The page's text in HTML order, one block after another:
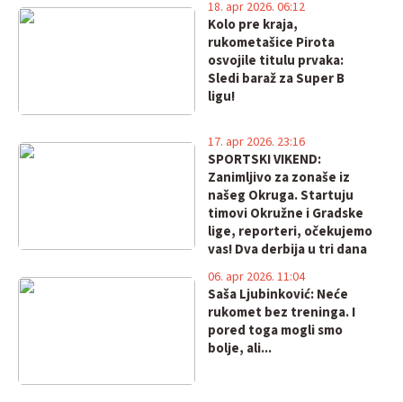
Kolo pre kraja,
rukometašice Pirota
osvojile titulu prvaka:
Sledi baraž za Super B
ligu!
18. apr 2026. 06:12
SPORTSKI VIKEND:
Zanimljivo za zonaše iz
našeg Okruga. Startuju
timovi Okružne i Gradske
lige, reporteri, očekujemo
vas! Dva derbija u tri dana
17. apr 2026. 23:16
Saša Ljubinković: Neće
rukomet bez treninga. I
pored toga mogli smo
bolje, ali...
06. apr 2026. 11:04